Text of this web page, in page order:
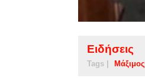
Ειδήσεις
Tags | Μάξιμος